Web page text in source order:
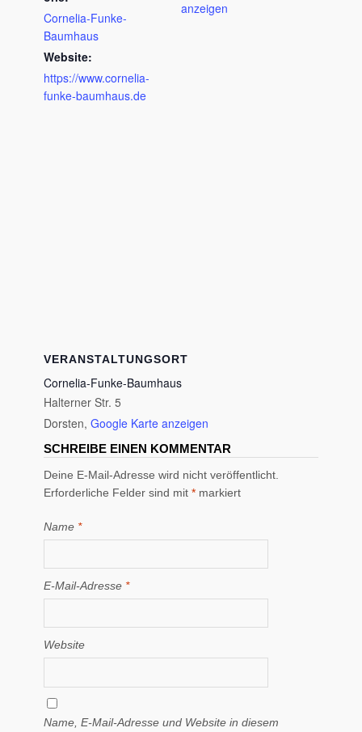
Cornelia-Funke-
Baumhaus
Website:
https://www.cornelia-
funke-baumhaus.de
anzeigen
VERANSTALTUNGSORT
Cornelia-Funke-Baumhaus
Halterner Str. 5
Dorsten, Google Karte anzeigen
SCHREIBE EINEN KOMMENTAR
Deine E-Mail-Adresse wird nicht veröffentlicht.
Erforderliche Felder sind mit *markiert
Name *
E-Mail-Adresse *
Website
Name, E-Mail-Adresse und Website in diesem